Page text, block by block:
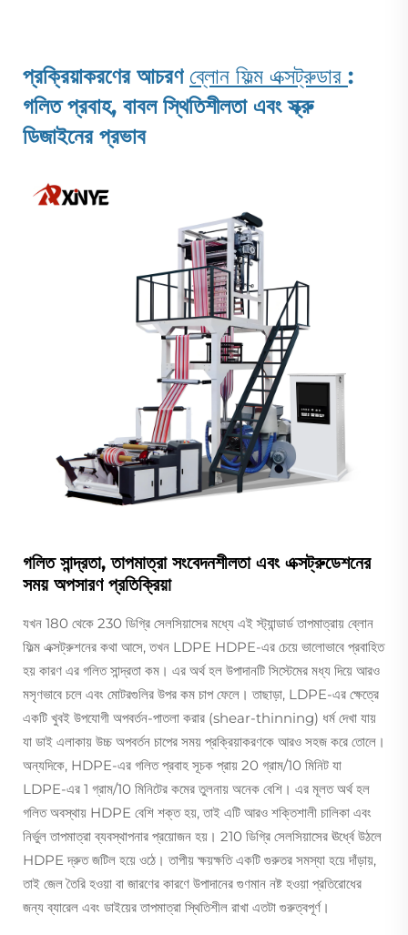
প্রক্রিয়াকরণের আচরণ ব্লোন ফিল্ম এক্সট্রুডার :
গলিত প্রবাহ, বাবল স্থিতিশীলতা এবং স্ক্রু
ডিজাইনের প্রভাব
গলিত সান্দ্রতা, তাপমাত্রা সংবেদনশীলতা এবং এক্সট্রুডেশনের
সময় অপসারণ প্রতিক্রিয়া
যখন 180 থেকে 230 ডিগ্রি সেলসিয়াসের মধ্যে এই স্ট্যান্ডার্ড তাপমাত্রায় ব্লোন
ফিল্ম এক্সট্রুশনের কথা আসে, তখন LDPE HDPE-এর চেয়ে ভালোভাবে প্রবাহিত
হয় কারণ এর গলিত সান্দ্রতা কম। এর অর্থ হল উপাদানটি সিস্টেমের মধ্য দিয়ে আরও
মসৃণভাবে চলে এবং মোটরগুলির উপর কম চাপ ফেলে। তাছাড়া, LDPE-এর ক্ষেত্রে
একটি খুবই উপযোগী অপবর্তন-পাতলা করার (shear-thinning) ধর্ম দেখা যায়
যা ডাই এলাকায় উচ্চ অপবর্তন চাপের সময় প্রক্রিয়াকরণকে আরও সহজ করে তোলে।
অন্যদিকে, HDPE-এর গলিত প্রবাহ সূচক প্রায় 20 গ্রাম/10 মিনিট যা
LDPE-এর 1 গ্রাম/10 মিনিটের কমের তুলনায় অনেক বেশি। এর মূলত অর্থ হল
গলিত অবস্থায় HDPE বেশি শক্ত হয়, তাই এটি আরও শক্তিশালী চালিকা এবং
নির্ভুল তাপমাত্রা ব্যবস্থাপনার প্রয়োজন হয়। 210 ডিগ্রি সেলসিয়াসের ঊর্ধ্বে উঠলে
HDPE দ্রুত জটিল হয়ে ওঠে। তাপীয় ক্ষয়ক্ষতি একটি গুরুতর সমস্যা হয়ে দাঁড়ায়,
তাই জেল তৈরি হওয়া বা জারণের কারণে উপাদানের গুণমান নষ্ট হওয়া প্রতিরোধের
জন্য ব্যারেল এবং ডাইয়ের তাপমাত্রা স্থিতিশীল রাখা এতটা গুরুত্বপূর্ণ।